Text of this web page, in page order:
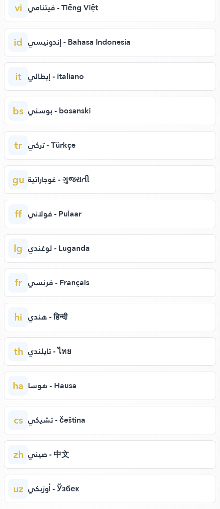
vi فيتنامي - Tiếng Việt
id إندونيسي - Bahasa Indonesia
it إيطالي - italiano
bs بوسني - bosanski
tr تركي - Türkçe
gu غوجاراتية - ગુજરાતી
ff فولاني - Pulaar
lg لوغندي - Luganda
fr فرنسي - Français
hi هندي - हिन्दी
th تايلندي - ไทย
ha هوسا - Hausa
cs تشيكي - čeština
zh صيني - 中文
uz أوزبكي - Ўзбек